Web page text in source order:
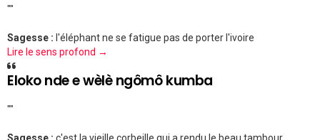
""
Sagesse : l'éléphant ne se fatigue pas de porter l'ivoire
Lire le sens profond →
Eloko nde e wèlè ngômô kumba
""
Sagesse : c'est la vieille corbeille qui a rendu le beau tambour